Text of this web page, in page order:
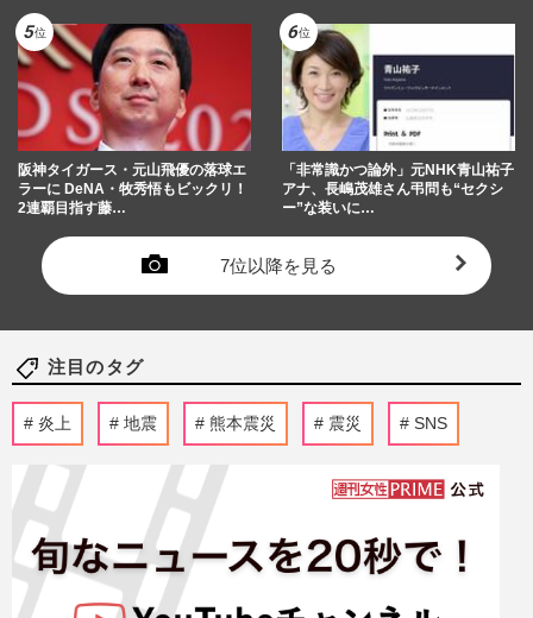
阪神タイガース・元山飛優の落球エ
ラーに DeNA・牧秀悟もビックリ！
2連覇目指す藤…
「非常識かつ論外」元NHK青山祐子
アナ、長嶋茂雄さん弔問も“セクシ
ー”な装いに…
7位以降を見る
注目のタグ
炎上 地震 熊本震災 震災 SNS